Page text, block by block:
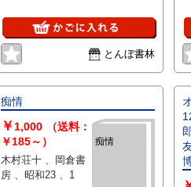
とんぼ書林
痴情
痴情
￥1,000
（送料：
￥185～）
木村荘十 、岡倉書
房 、昭和23 、1